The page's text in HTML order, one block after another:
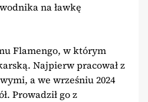
na ławkę
Flamengo, w którym
Najpierw pracował z
a we wrześniu 2024
Prowadził go z